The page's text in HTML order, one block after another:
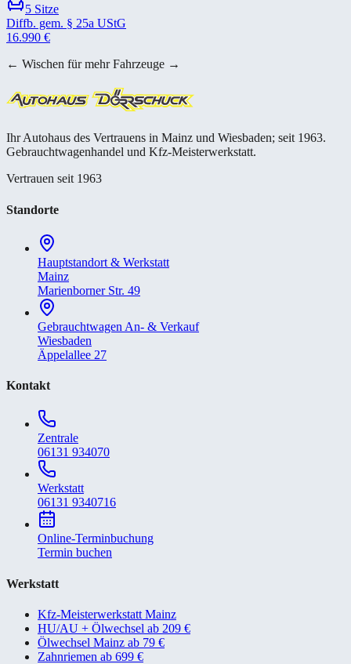
5 Sitze
Diffb. gem. § 25a UStG
16.990 €
← Wischen für mehr Fahrzeuge →
Ihr Autohaus des Vertrauens in Mainz und Wiesbaden; seit 1963.
Gebrauchtwagenhandel und Kfz-Meisterwerkstatt.
Vertrauen seit 1963
Standorte
Hauptstandort & Werkstatt
Mainz
Marienborner Str. 49
Gebrauchtwagen An- & Verkauf
Wiesbaden
Äppelallee 27
Kontakt
Zentrale
06131 934070
Werkstatt
06131 9340716
Online-Terminbuchung
Termin buchen
Werkstatt
Kfz-Meisterwerkstatt Mainz
HU/AU + Ölwechsel ab 209 €
Ölwechsel Mainz ab 79 €
Zahnriemen ab 699 €